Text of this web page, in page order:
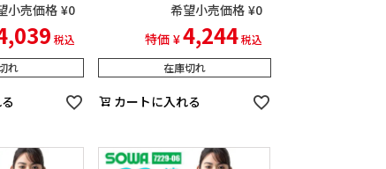
小売価格 ¥0
税込
れ
希望小売価格 ¥0
特価 ¥4,244税込
在庫切れ
カートに入れる